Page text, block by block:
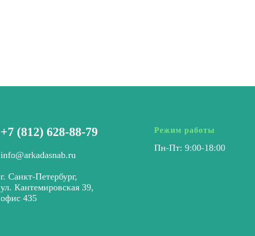
+7 (812) 628-88-79
info@arkadasnab.ru
г. Санкт-Петербург,
ул. Кантемировская 39,
офис 435
Режим работы
Пн-Пт: 9:00-18:00